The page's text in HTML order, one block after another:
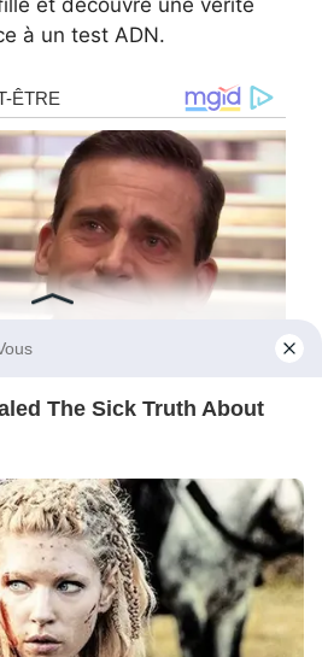
et découvre une vérité
à un test ADN.